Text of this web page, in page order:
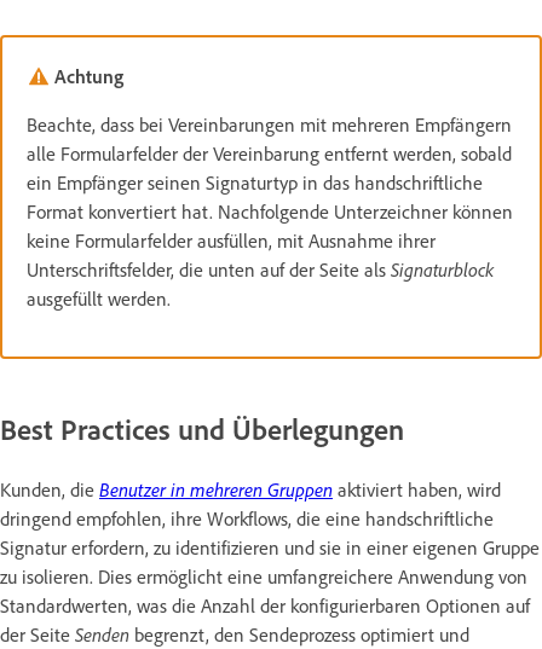
Achtung
Beachte, dass bei Vereinbarungen mit mehreren Empfängern
alle Formularfelder der Vereinbarung entfernt werden, sobald
ein Empfänger seinen Signaturtyp in das handschriftliche
Format konvertiert hat. Nachfolgende Unterzeichner können
keine Formularfelder ausfüllen, mit Ausnahme ihrer
Unterschriftsfelder, die unten auf der Seite als Signaturblock
ausgefüllt werden.
Best Practices und Überlegungen
Kunden, die Benutzer in mehreren Gruppen aktiviert haben, wird
dringend empfohlen, ihre Workflows, die eine handschriftliche
Signatur erfordern, zu identifizieren und sie in einer eigenen Gruppe
zu isolieren. Dies ermöglicht eine umfangreichere Anwendung von
Standardwerten, was die Anzahl der konfigurierbaren Optionen auf
der Seite Senden begrenzt, den Sendeprozess optimiert und